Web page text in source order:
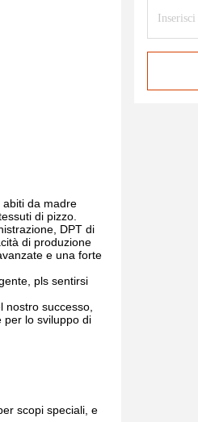
abiti da madre
di pizzo.
DPT di
di produzione
e una forte
pls sentirsi
successo,
per lo sviluppo di
scopi speciali, e